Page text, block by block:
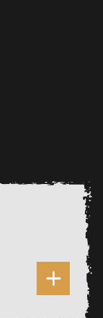
0